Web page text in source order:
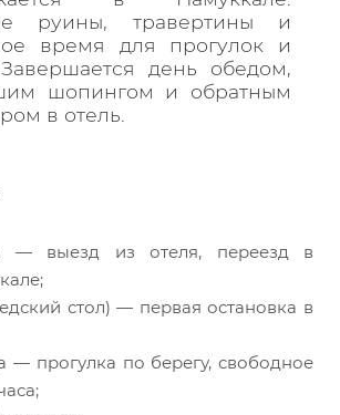
руины, травертины и
время для прогулок и
день обедом,
шопингом и обратным
в отель.
— выезд из отеля, переезд в
стол) — первая остановка в
— прогулка по берегу, свободное